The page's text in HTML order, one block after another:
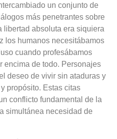
un conjunto de
más penetrantes sobre
libertad absoluta era siquiera
los humanos necesitábamos
cuando profesábamos
encima de todo. Personajes
deseo de vivir sin ataduras y
propósito. Estas citas
conflicto fundamental de la
simultánea necesidad de